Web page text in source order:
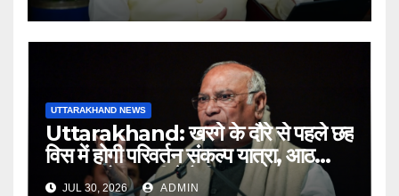
UTTARAKHAND NEWS
Uttarakhand: खरगे के दौरे से पहले छह
विस में होगी परिवर्तन संकल्प यात्रा, आठ
अगस्त को हल्द्वानी में रैली
JUL 30, 2026 ADMIN